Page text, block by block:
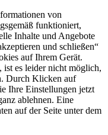
von
funktioniert,
Inhalte und Angebote
und schließen“
auf Ihrem Gerät.
ist es leider nicht möglich,
Durch Klicken auf
Ihre Einstellungen jetzt
ablehnen. Eine
auf der Seite unter dem